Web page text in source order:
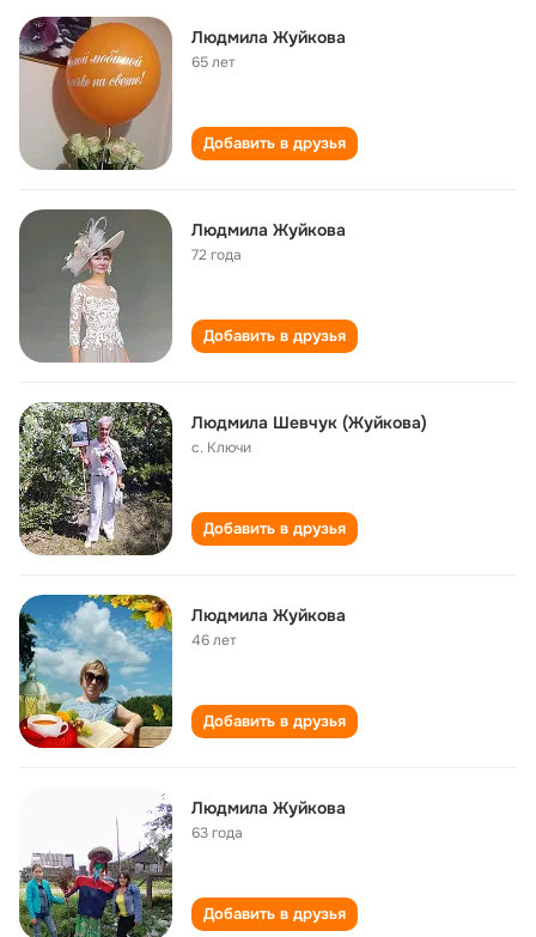
Людмила Жуйкова
65 лет
Добавить в друзья
Людмила Жуйкова
72 года
Добавить в друзья
Людмила Шевчук (Жуйкова)
с. Ключи
Добавить в друзья
Людмила Жуйкова
46 лет
Добавить в друзья
Людмила Жуйкова
63 года
Добавить в друзья